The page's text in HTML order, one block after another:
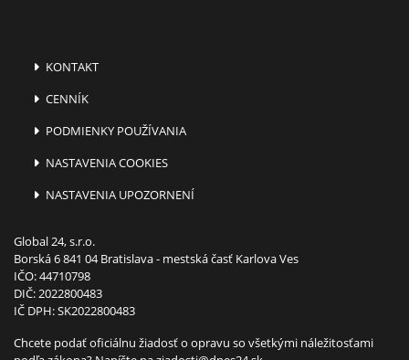
KONTAKT
CENNÍK
PODMIENKY POUŽÍVANIA
NASTAVENIA COOKIES
NASTAVENIA UPOZORNENÍ
Global 24, s.r.o.
Borská 6 841 04 Bratislava - mestská časť Karlova Ves
IČO: 44710798
DIČ: 2022800483
IČ DPH: SK2022800483
Chcete podať oficiálnu žiadosť o opravu so všetkými náležitosťami